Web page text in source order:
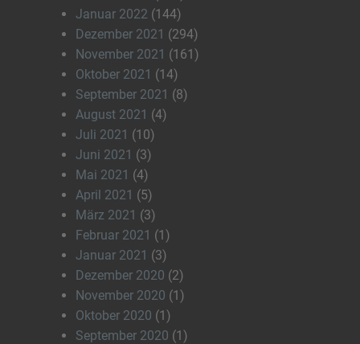
Januar 2022 (144)
Dezember 2021 (294)
November 2021 (161)
Oktober 2021 (14)
September 2021 (8)
August 2021 (4)
Juli 2021 (10)
Juni 2021 (3)
Mai 2021 (4)
April 2021 (5)
März 2021 (3)
Februar 2021 (1)
Januar 2021 (3)
Dezember 2020 (2)
November 2020 (1)
Oktober 2020 (1)
September 2020 (1)